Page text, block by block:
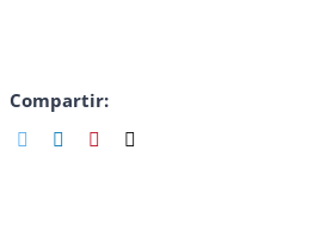
Compartir:
Facebook
TwitterLinkedInPinterest